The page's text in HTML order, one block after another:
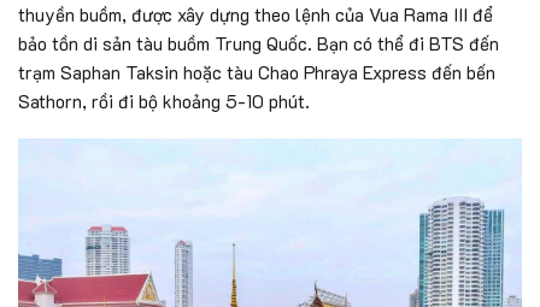
thuyền buồm, được xây dựng theo lệnh của Vua Rama III để
bảo tồn di sản tàu buồm Trung Quốc. Bạn có thể đi BTS đến
trạm Saphan Taksin hoặc tàu Chao Phraya Express đến bến
Sathorn, rồi đi bộ khoảng 5-10 phút.